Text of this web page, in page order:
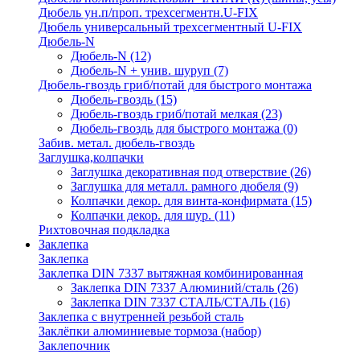
Дюбель ун.п/проп. трехсегментн.U-FIX
Дюбель универсальный трехсегментный U-FIX
Дюбель-N
Дюбель-N (12)
Дюбель-N + унив. шуруп (7)
Дюбель-гвоздь гриб/потай для быстрого монтажа
Дюбель-гвоздь (15)
Дюбель-гвоздь гриб/потай мелкая (23)
Дюбель-гвоздь для быстрого монтажа (0)
Забив. метал. дюбель-гвоздь
Заглушка,колпачки
Заглушка декоративная под отверствие (26)
Заглушка для металл. рамного дюбеля (9)
Колпачки декор. для винта-конфирмата (15)
Колпачки декор. для шур. (11)
Рихтовочная подкладка
Заклепка
Заклепка
Заклепка DIN 7337 вытяжная комбинированная
Заклепка DIN 7337 Алюминий/сталь (26)
Заклепка DIN 7337 СТАЛЬ/СТАЛЬ (16)
Заклепка с внутренней резьбой сталь
Заклёпки алюминиевые тормоза (набор)
Заклепочник